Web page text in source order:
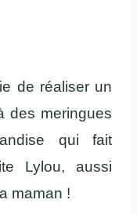
de réaliser un
des meringues
qui fait
Lylou, aussi
maman !